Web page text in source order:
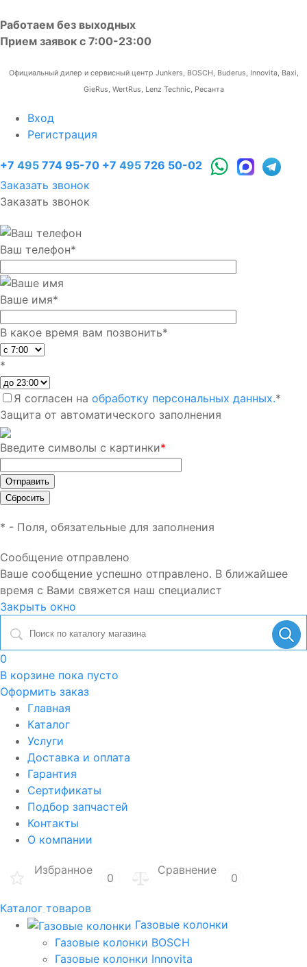
Работаем без выходных
Прием заявок с 7:00-23:00
Официальный дилер и сервисный центр Junkers, BOSCH, Buderus, Innovita, Baxi,
GieRus, WertRus, Lenz Technic, Ресанта
Вход
Регистрация
+7 495 774 95-70 +7 495 726 50-02
Заказать звонок
Заказать звонок
Ваш телефон*
Ваше имя*
В какое время вам позвонить*
*
Я согласен на обработку персональных данных.*
Защита от автоматического заполнения
Введите символы с картинки*
* - Поля, обязательные для заполнения
Сообщение отправлено
Ваше сообщение успешно отправлено. В ближайшее
время с Вами свяжется наш специалист
Закрыть окно
0
В корзине пока пусто
Оформить заказ
Главная
Каталог
Услуги
Доставка и оплата
Гарантия
Сертификаты
Подбор запчастей
Контакты
О компании
Избранное
0
Сравнение
0
Каталог товаров
Газовые колонки
Газовые колонки BOSCH
Газовые колонки Innovita